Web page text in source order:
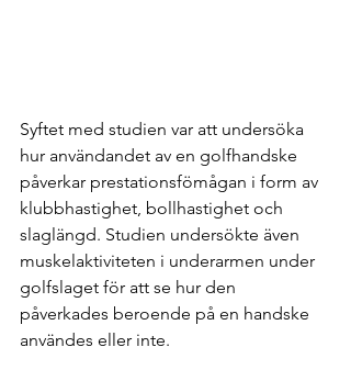
Syftet med studien var att undersöka
hur användandet av en golfhandske
påverkar prestationsfömågan i form av
klubbhastighet, bollhastighet och
slaglängd. Studien undersökte även
muskelaktiviteten i underarmen under
golfslaget för att se hur den
påverkades beroende på en handske
användes eller inte.